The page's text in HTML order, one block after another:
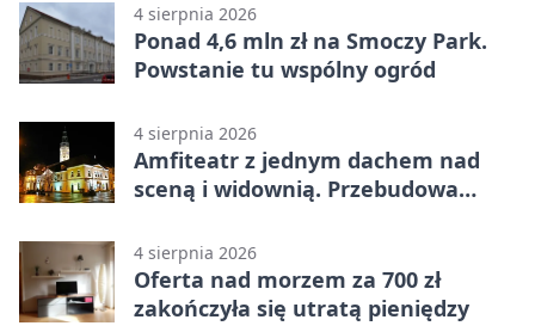
4 sierpnia 2026
Ponad 4,6 mln zł na Smoczy Park.
Powstanie tu wspólny ogród
4 sierpnia 2026
Amfiteatr z jednym dachem nad
sceną i widownią. Przebudowa
4 sierpnia 2026
Oferta nad morzem za 700 zł
zakończyła się utratą pieniędzy